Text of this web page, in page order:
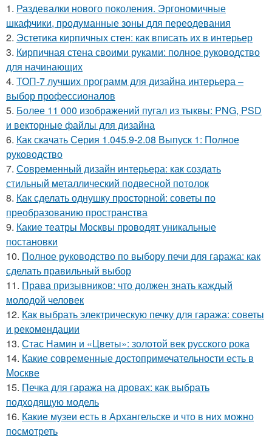
1. Раздевалки нового поколения. Эргономичные
шкафчики, продуманные зоны для переодевания
2. Эстетика кирпичных стен: как вписать их в интерьер
3. Кирпичная стена своими руками: полное руководство
для начинающих
4. ТОП-7 лучших программ для дизайна интерьера –
выбор профессионалов
5. Более 11 000 изображений пугал из тыквы: PNG, PSD
и векторные файлы для дизайна
6. Как скачать Серия 1.045.9-2.08 Выпуск 1: Полное
руководство
7. Современный дизайн интерьера: как создать
стильный металлический подвесной потолок
8. Как сделать однушку просторной: советы по
преобразованию пространства
9. Какие театры Москвы проводят уникальные
постановки
10. Полное руководство по выбору печи для гаража: как
сделать правильный выбор
11. Права призывников: что должен знать каждый
молодой человек
12. Как выбрать электрическую печку для гаража: советы
и рекомендации
13. Стас Намин и «Цветы»: золотой век русского рока
14. Какие современные достопримечательности есть в
Москве
15. Печка для гаража на дровах: как выбрать
подходящую модель
16. Какие музеи есть в Архангельске и что в них можно
посмотреть